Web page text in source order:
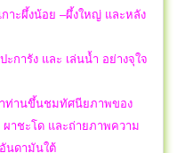
าะผึ้งน้อย –ผึ้งใหญ่ และหลัง
การัง และ เล่นน้ำ อย่างจุใจ
ำท่านขึ้นชมทัศนียภาพของ
ผาชะโด และถ่ายภาพความ
นดามันใต้